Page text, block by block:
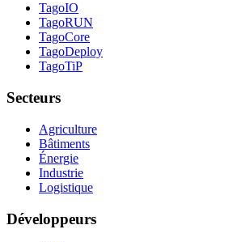
TagoIO
TagoRUN
TagoCore
TagoDeploy
TagoTiP
Secteurs
Agriculture
Bâtiments
Énergie
Industrie
Logistique
Développeurs